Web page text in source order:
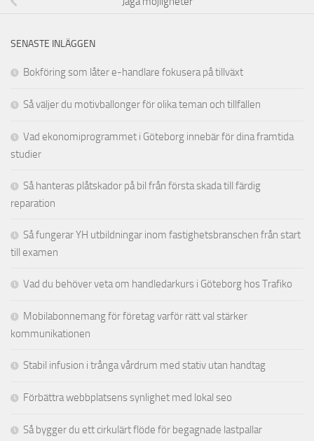
SENASTE INLÄGGEN
Bokföring som låter e-handlare fokusera på tillväxt
Så väljer du motivballonger för olika teman och tillfällen
Vad ekonomiprogrammet i Göteborg innebär för dina framtida
studier
Så hanteras plåtskador på bil från första skada till färdig
reparation
Så fungerar YH utbildningar inom fastighetsbranschen från start
till examen
Vad du behöver veta om handledarkurs i Göteborg hos Trafiko
Mobilabonnemang för företag varför rätt val stärker
kommunikationen
Stabil infusion i trånga vårdrum med stativ utan handtag
Förbättra webbplatsens synlighet med lokal seo
Så bygger du ett cirkulärt flöde för begagnade lastpallar